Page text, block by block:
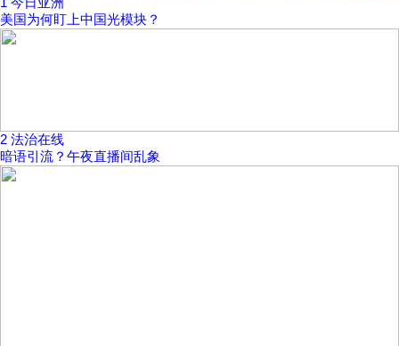
美国为何盯上中国光模块？
2 法治在线
暗语引流？午夜直播间乱象